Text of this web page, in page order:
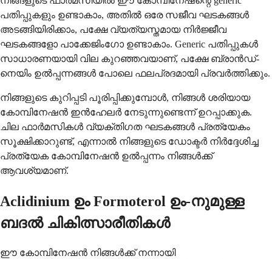
പതിപ്പുകളും ഉണ്ടാകാം, അതിൽ ഒരേ സജീവ ഘടകങ്ങൾ
അടങ്ങിയിരിക്കാം, പക്ഷേ വ്യത്യസ്തമായ നിർജ്ജീവ
ഘടകങ്ങളോ പാക്കേജിംഗോ ഉണ്ടാകാം. Generic പതിപ്പുകൾ
സാധാരണയായി വില കുറഞ്ഞവയാണ്, പക്ഷേ ബ്രാൻഡ്-
നെയിം ഉൽപ്പന്നങ്ങൾ പോലെ ഫലപ്രദമായി പ്രവർത്തിക്കും.
നിങ്ങളുടെ കുറിപ്പടി പൂരിപ്പിക്കുമ്പോൾ, നിങ്ങൾ ശരിയായ
കോമ്പിനേഷൻ ഇൻഹേലർ നേടുന്നുണ്ടെന്ന് ഉറപ്പാക്കുക.
ചില ഫാർമസികൾ വ്യക്തിഗത ഘടകങ്ങൾ പ്രത്യേകം
സൂക്ഷിക്കാറുണ്ട്, എന്നാൽ നിങ്ങളുടെ ഡോക്ടർ നിർദ്ദേശിച്ച
പ്രത്യേക കോമ്പിനേഷൻ ഉൽപ്പന്നം നിങ്ങൾക്ക്
ആവശ്യമാണ്.
Aclidinium ഉം Formoterol ഉം-നുമുള്ള
ബദൽ ചികിത്സാരീതികൾ
ഈ കോമ്പിനേഷൻ നിങ്ങൾക്ക് നന്നായി